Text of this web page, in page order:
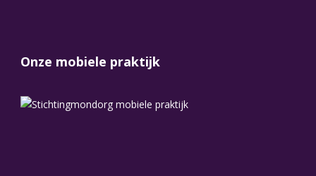
Onze mobiele praktijk